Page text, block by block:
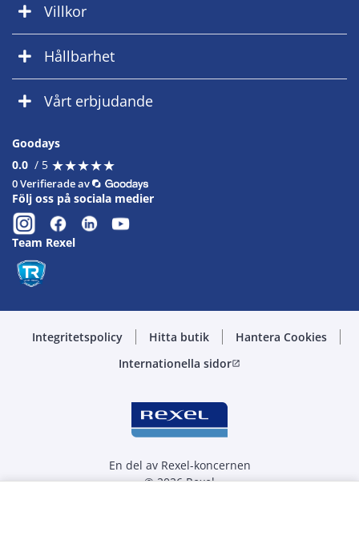
Villkor
Hållbarhet
Vårt erbjudande
Goodays
0.0 / 5 ★★★★★
★★★★★
0 Verifierade av
Följ oss på sociala medier
Team Rexel
Integritetspolicy Hitta butik
Hantera Cookies
Internationella sidoropen_in_new
En del av Rexel-koncernen
© 2026 Rexel